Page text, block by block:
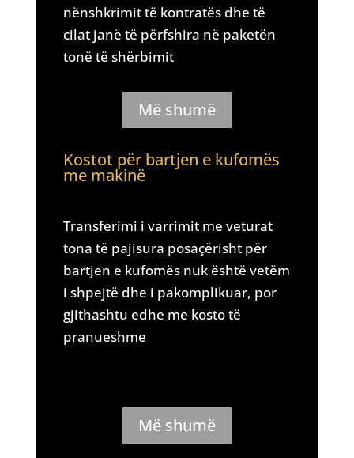
nënshkrimit të kontratës dhe të
cilat janë të përfshira në paketën
tonë të shërbimit
Më shumë
Kostot për bartjen e kufomës
me makinë
Transferimi i varrimit me veturat
tona të pajisura posaçërisht për
bartjen e kufomës nuk është vetëm
i shpejtë dhe i pakomplikuar, por
gjithashtu edhe me kosto të
pranueshme
Më shumë